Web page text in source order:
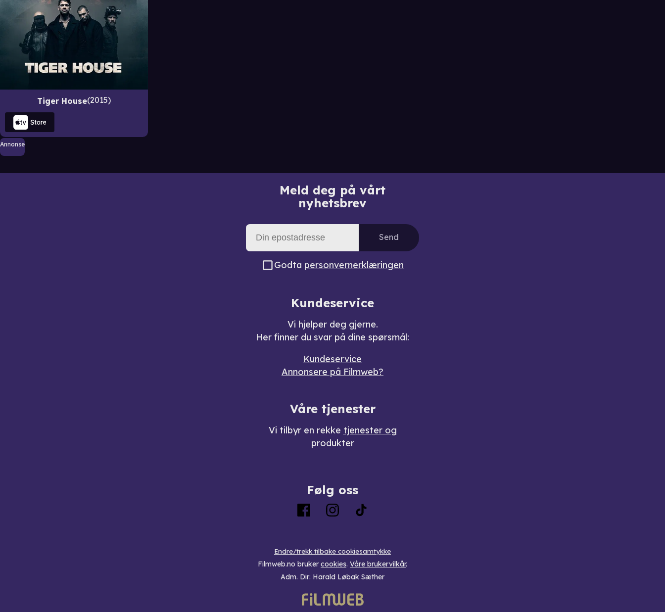
Tiger House 2015
Annonse
Meld deg på vårt
nyhetsbrev
Send
Godta personvernerklæringen
Kundeservice
Vi hjelper deg gjerne.
Her finner du svar på dine spørsmål:
Kundeservice
Annonsere på Filmweb?
Våre tjenester
Vi tilbyr en rekke tjenester og
produkter
Følg oss
Endre/trekk tilbake cookiesamtykke
Filmweb.no bruker cookies. Våre brukervilkår.
Adm. Dir: Harald Løbak Sæther